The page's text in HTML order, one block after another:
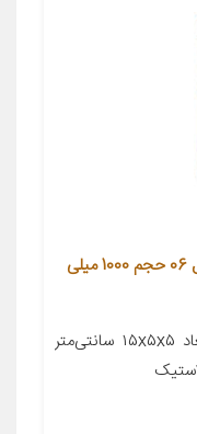
اسپری براق کننده لاستیک نانورین مدل 06 حجم 1000 میلی
معرفی محصول جزئیات محصول ابعاد ۱۵x۵x۵ سانتی‌متر